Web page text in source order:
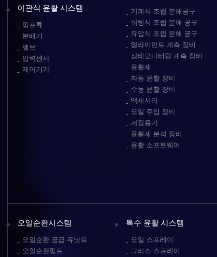
이관식 윤활 시스템
펌프류
분배기
밸브
압력센서
제어기기
기계식 조립 분해공구
히팅식 조립 분해 공구
유압식 조립 분해 공구
얼라이먼트 계측 장비
상태모니터링 계측 장비
윤활제
자동 윤활 장비
수동 윤활 장비
액세서리
오일 주입 장비
저장용기
윤활제 분석 장비
윤활 소프트웨어
오일순환시스템
오일순환 공급 유닛트
오일순환펌프
특수 윤활 시스템
오일 스프레이
그리스 스프레이